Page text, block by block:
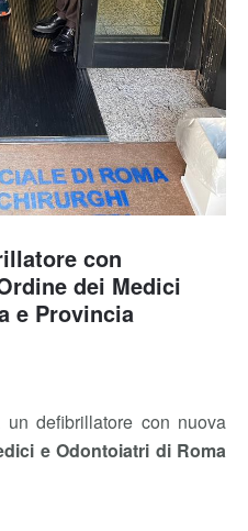
con
dei Medici
e Provincia
un defibrillatore con nuova
e Odontoiatri di Roma